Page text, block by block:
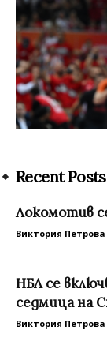
Recent Posts
Локомотив
Виктория Петрова
НБЛ се
седмица на
Виктория Петрова